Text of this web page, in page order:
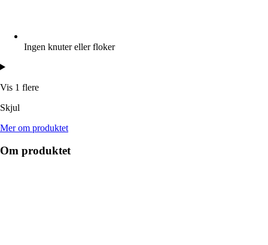
Ingen knuter eller floker
Vis 1 flere
Skjul
Mer om produktet
Om produktet